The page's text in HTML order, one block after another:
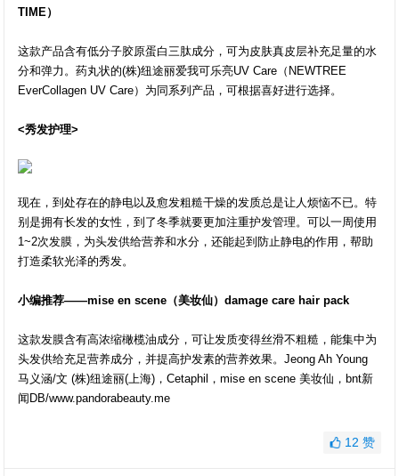
TIME）
这款产品含有低分子胶原蛋白三肽成分，可为皮肤真皮层补充足量的水
分和弹力。药丸状的(株)纽途丽爱我可乐亮UV Care（NEWTREE
EverCollagen UV Care）为同系列产品，可根据喜好进行选择。
<秀发护理>
现在，到处存在的静电以及愈发粗糙干燥的发质总是让人烦恼不已。特
别是拥有长发的女性，到了冬季就要更加注重护发管理。可以一周使用
1~2次发膜，为头发供给营养和水分，还能起到防止静电的作用，帮助
打造柔软光泽的秀发。
小编推荐——mise en scene（美妆仙）damage care hair pack
这款发膜含有高浓缩橄榄油成分，可让发质变得丝滑不粗糙，能集中为
头发供给充足营养成分，并提高护发素的营养效果。Jeong Ah Young
马义涵/文 (株)纽途丽(上海)，Cetaphil，mise en scene 美妆仙，bnt新
闻DB/www.pandorabeauty.me
12 赞